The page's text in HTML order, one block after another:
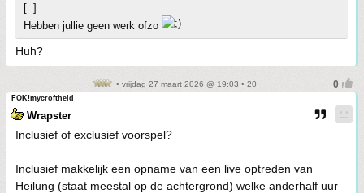
[..]
Hebben jullie geen werk ofzo
Huh?
• vrijdag 27 maart 2026 @ 19:03 • 20
FOK!mycroftheld
Wrapster
Inclusief of exclusief voorspel?
Inclusief makkelijk een opname van een live optreden van
Heilung (staat meestal op de achtergrond) welke anderhalf uur